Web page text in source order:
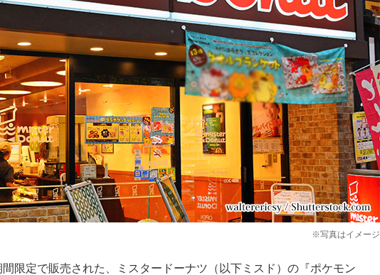
※写真はイメージ
間限定で販売された、ミスタードーナツ（以下ミスド）の『ポケモン